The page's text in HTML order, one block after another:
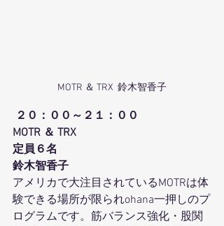
MOTR ＆ TRX  鈴木智香子
２０：００～２１：００
MOTR ＆ TRX
定員６名
鈴木智香子
アメリカで大注目されているMOTRは体
験できる場所が限られohana一押しのプ
ログラムです。筋バランス強化・股関